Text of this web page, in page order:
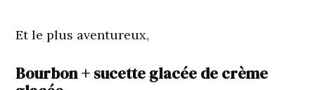
Et le plus aventureux,
Bourbon + sucette glacée de crème